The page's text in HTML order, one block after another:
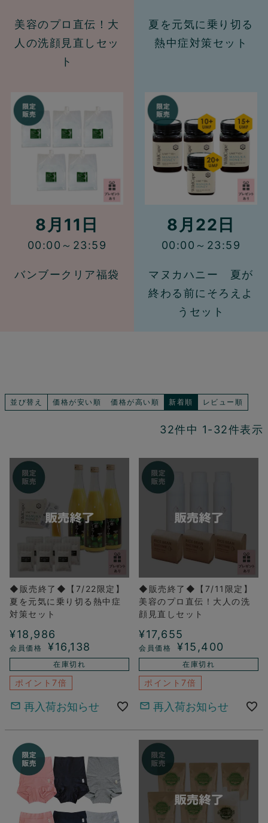
美容のプロ直伝！大
人の洗顔見直しセッ
ト
夏を元気に乗り切る
熱中症対策セット
8月11日
00:00～23:59
バンブークリア福袋
8月22日
00:00～23:59
マヌカハニー 夏が
終わる前にそろえよ
うセット
並び替え 価格が安い順 価格が高い順 新着順 レビュー順
32件中 1-32件表示
◆販売終了◆【7/22限定】
夏を元気に乗り切る熱中症
対策セット
¥18,986
¥16,138
在庫切れ
ポイント7倍
再入荷お知らせ
◆販売終了◆【7/11限定】
美容のプロ直伝！大人の洗
顔見直しセット
¥17,655
¥15,400
在庫切れ
ポイント7倍
再入荷お知らせ